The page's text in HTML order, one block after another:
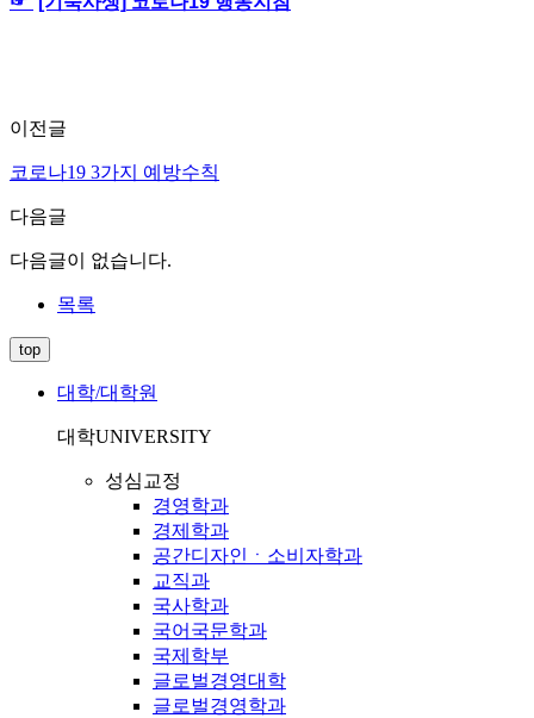
이전글
코로나19 3가지 예방수칙
다음글
다음글이 없습니다.
목록
top
대학/대학원
대학UNIVERSITY
성심교정
경영학과
경제학과
공간디자인ㆍ소비자학과
교직과
국사학과
국어국문학과
국제학부
글로벌경영대학
글로벌경영학과